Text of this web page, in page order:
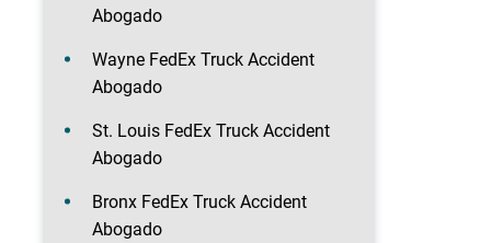
Abogado
Wayne FedEx Truck Accident
Abogado
St. Louis FedEx Truck Accident
Abogado
Bronx FedEx Truck Accident
Abogado